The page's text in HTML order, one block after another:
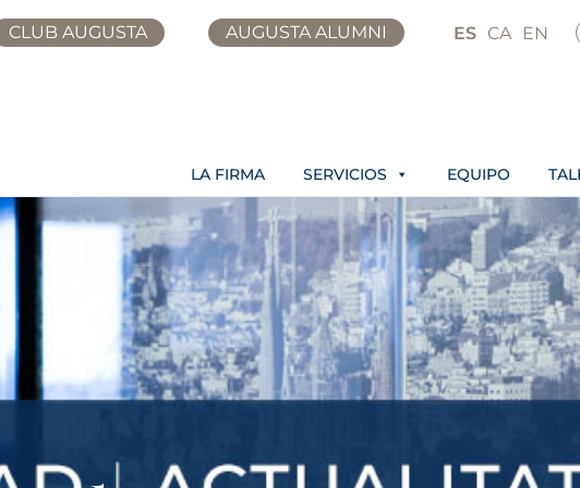
CLUB AUGUSTA AUGUSTA ALUMNI ES CA EN
LA FIRMA SERVICIOS EQUIPO